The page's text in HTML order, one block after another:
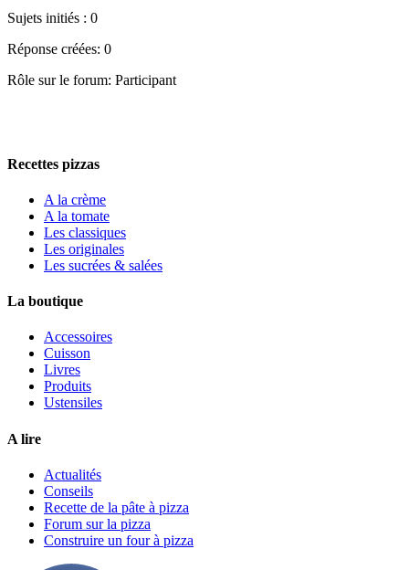
Sujets initiés : 0
Réponse créées: 0
Rôle sur le forum: Participant
Recettes pizzas
A la crème
A la tomate
Les classiques
Les originales
Les sucrées & salées
La boutique
Accessoires
Cuisson
Livres
Produits
Ustensiles
A lire
Actualités
Conseils
Recette de la pâte à pizza
Forum sur la pizza
Construire un four à pizza